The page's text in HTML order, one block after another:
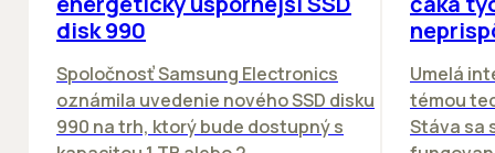
disk 990
Spoločnosť Samsung Electronics
oznámila uvedenie nového SSD disku
990 na trh, ktorý bude dostupný s
Umelá
témou
Stáva sa